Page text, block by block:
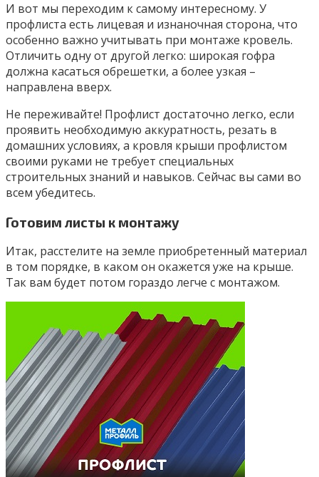
И вот мы переходим к самому интересному. У
профлиста есть лицевая и изнаночная сторона, что
особенно важно учитывать при монтаже кровель.
Отличить одну от другой легко: широкая гофра
должна касаться обрешетки, а более узкая –
направлена вверх.
Не переживайте! Профлист достаточно легко, если
проявить необходимую аккуратность, резать в
домашних условиях, а кровля крыши профлистом
своими руками не требует специальных
строительных знаний и навыков. Сейчас вы сами во
всем убедитесь.
Готовим листы к монтажу
Итак, расстелите на земле приобретенный материал
в том порядке, в каком он окажется уже на крыше.
Так вам будет потом гораздо легче с монтажом.